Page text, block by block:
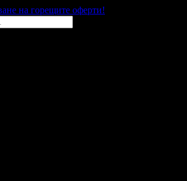
на горещите оферти!